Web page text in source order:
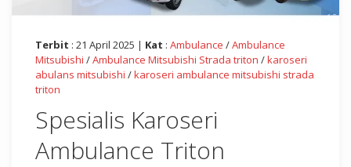
Terbit : 21 April 2025 | Kat : Ambulance /Ambulance
Mitsubishi /Ambulance Mitsubishi Strada triton /karoseri
abulans mitsubishi /karoseri ambulance mitsubishi strada
triton
Spesialis Karoseri
Ambulance Triton